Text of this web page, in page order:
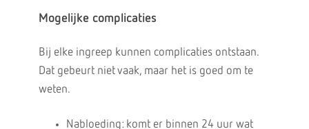
Mogelijke complicaties
Bij elke ingreep kunnen complicaties ontstaan.
Dat gebeurt niet vaak, maar het is goed om te
weten.
Nabloeding: komt er binnen 24 uur wat